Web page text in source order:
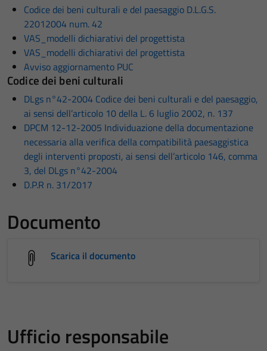
Codice dei beni culturali e del paesaggio D.L.G.S.
22012004 num. 42
VAS_modelli dichiarativi del progettista
VAS_modelli dichiarativi del progettista
Avviso aggiornamento PUC
Codice dei beni culturali
DLgs n°42-2004 Codice dei beni culturali e del paesaggio,
ai sensi dell’articolo 10 della L. 6 luglio 2002, n. 137
DPCM 12-12-2005 Individuazione della documentazione
necessaria alla verifica della compatibilità paesaggistica
degli interventi proposti, ai sensi dell’articolo 146, comma
3, del DLgs n°42-2004
D.P.R n. 31/2017
Documento
Scarica il documento
Ufficio responsabile